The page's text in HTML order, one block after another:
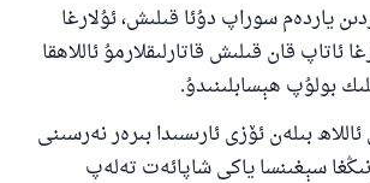
ياردەم سوراپ دۇئا قىلىش، ئۇلارغا
ئاتاپ قان قىلىش قاتارلىقلارمۇ ئاللاھقا
بولۇپ ھېسابلىنىدۇ.
بىلەن ئۆزى ئارىسىدا بىرەر نەرسىنى
سېغىنسا ياكى شاپائەت تەلەپ